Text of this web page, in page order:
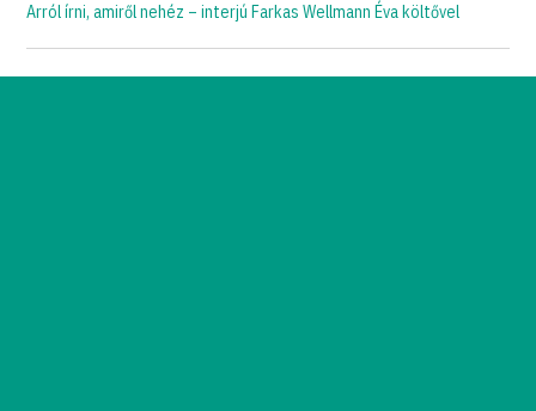
Arról írni, amiről nehéz – interjú Farkas Wellmann Éva költővel